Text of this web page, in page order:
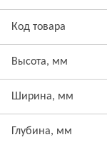
Код товара
Высота, мм
Ширина, мм
Глубина, мм